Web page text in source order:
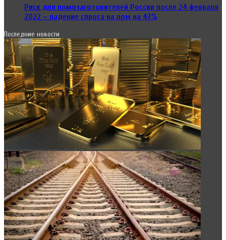
Риск для ломозаготовителей России после 24 февраля
2022 – падение спроса на лом на 43%
Последние новости